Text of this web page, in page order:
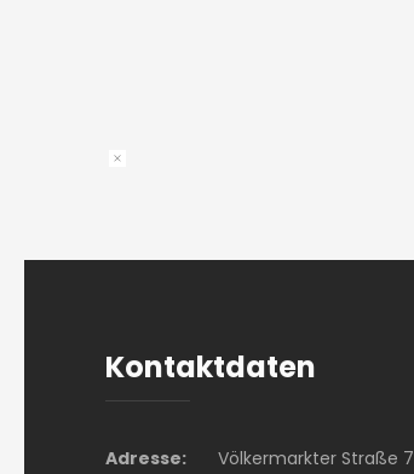
Kontaktdaten
Adresse:
Völkermarkter Straße 7